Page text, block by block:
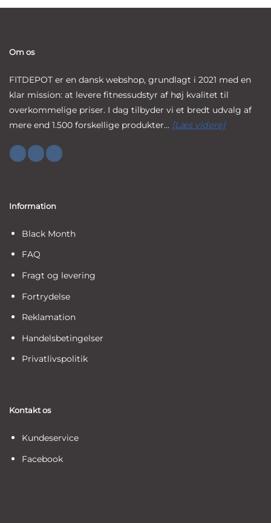
Om os
FITDEPOT er en dansk webshop, grundlagt i 2021 med en
klar mission: at levere fitnessudstyr af høj kvalitet til
overkommelige priser. I dag tilbyder vi et bredt udvalg af
mere end 1.500 forskellige produkter... [Læs videre]
Information
Black Month
FAQ
Fragt og levering
Fortrydelse
Reklamation
Handelsbetingelser
Privatlivspolitik
Kontakt os
Kundeservice
Facebook